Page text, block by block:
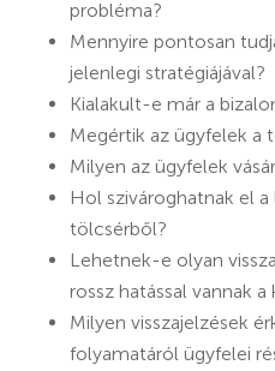
probléma?
Mennyire pontosan
jelenlegi stratégiájával?
Kialakult-e már a
Megértik az ügyfelek a
Milyen az ügyfelek
Hol szivároghatnak el
tölcsérből?
Lehetnek-e olyan
rossz hatással vannak a
Milyen visszajelzések
folyamatáról ügyfelei